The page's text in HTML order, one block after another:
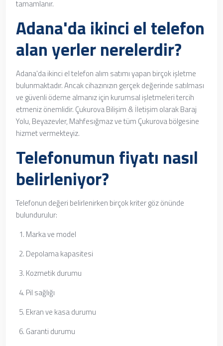
tamamlanır.
Adana'da ikinci el telefon
alan yerler nerelerdir?
Adana'da ikinci el telefon alım satımı yapan birçok işletme
bulunmaktadır. Ancak cihazınızın gerçek değerinde satılması
ve güvenli ödeme almanız için kurumsal işletmeleri tercih
etmeniz önemlidir. Çukurova Bilişim & İletişim olarak Baraj
Yolu, Beyazevler, Mahfesığmaz ve tüm Çukurova bölgesine
hizmet vermekteyiz.
Telefonumun fiyatı nasıl
belirleniyor?
Telefonun değeri belirlenirken birçok kriter göz önünde
bulundurulur:
Marka ve model
Depolama kapasitesi
Kozmetik durumu
Pil sağlığı
Ekran ve kasa durumu
Garanti durumu